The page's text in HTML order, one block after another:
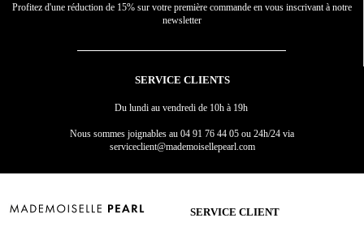
Profitez d'une réduction de 15% sur votre première commande en vous inscrivant à notre
newsletter
SERVICE CLIENTS
Du lundi au vendredi de 10h à 19h
Nous sommes joignables au 04 91 76 44 05 ou 24h/24 via
serviceclient@mademoisellepearl.com
SERVICE CLIENT